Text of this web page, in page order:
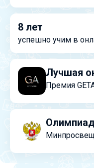
8 лет
успешно учим в
Лучшая
Премия